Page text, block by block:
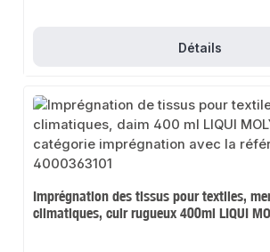
Détails
Imprégnation des tissus pour textiles,
climatiques, cuir rugueux 400ml LIQUI